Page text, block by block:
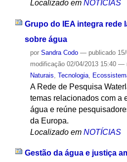
Localizado em NOTÍCIAS
Grupo do IEA integra rede
sobre água
por Sandra Codo — publicado15/
modificação02/04/2013 15:40 —
Naturais Tecnologia,
A Rede de Pesquisa
temas relacionados com a
água e reúne
da Europa.
Localizado em NOTÍCIAS
Gestão da água e justiça